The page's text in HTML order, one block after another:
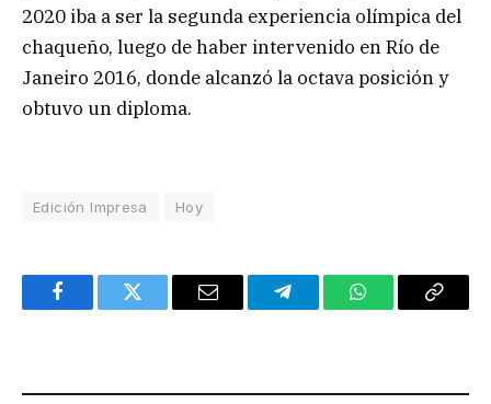
2020 iba a ser la segunda experiencia olímpica del
chaqueño, luego de haber intervenido en Río de
Janeiro 2016, donde alcanzó la octava posición y
obtuvo un diploma.
Edición Impresa Hoy
FacebookTwitter Email TelegramWhatsAppCopy